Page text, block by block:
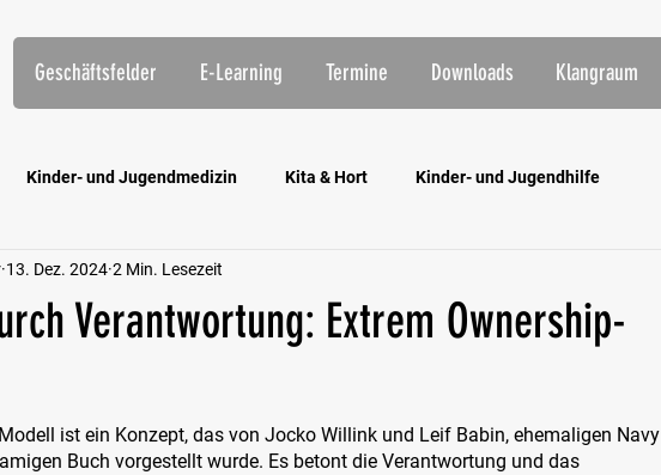
Geschäftsfelder E-Learning Termine Downloads Klangraum
Kinder- und Jugendmedizin Kita & Hort Kinder- und Jugendhilfe
Öffentlicher Dienst
Verantwortung: Extrem Ownership-
13. Dez. 2024 2 Min. Lesezeit
ist ein Konzept, das von Jocko Willink und Leif Babin, ehemaligen Navy
Buch vorgestellt wurde. Es betont die Verantwortung und das